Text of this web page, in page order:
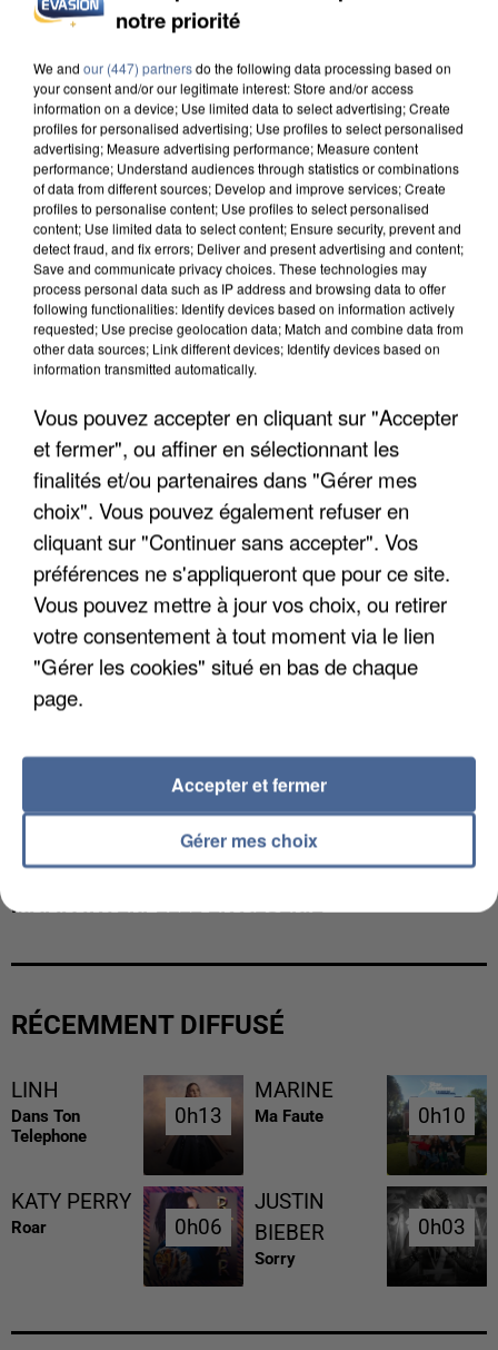
INCENDIES : L’ÎLE-DE-FRANCE LANCE UN ÉLAN
APRÈS TOUTES CES CANICULES, LES REFUGES
DE FAUNE SAUVAGE SONT...
MAFIA INTERPELLÉ EN ALGÉRIE
RÉCEMMENT DIFFUSÉ
LINH
Dans Ton
Telephone
0h13
0h13
MARINE
Ma Faute 0h10
0h10
KATY PERRY
Roar 0h06
0h06
JUSTIN
BIEBER
Sorry
0h03
0h03
notre priorité
We and our (447) partnersdo the following data processing based on
your consent and/or our legitimate interest: Store and/or access
information on a device; Use limited data to select advertising; Create
profiles for personalised advertising; Use profiles to select personalised
advertising; Measure advertising performance; Measure content
performance; Understand audiences through statistics or combinations
of data from different sources; Develop and improve services; Create
profiles to personalise content; Use profiles to select personalised
content; Use limited data to select content; Ensure security, prevent and
detect fraud, and fix errors; Deliver and present advertising and content;
Save and communicate privacy choices. These technologies may
process personal data such as IP address and browsing data to offer
following functionalities: Identify devices based on information actively
requested; Use precise geolocation data; Match and combine data from
other data sources; Link different devices; Identify devices based on
information transmitted automatically.
Vous pouvez accepter en cliquant sur "Accepter
et fermer", ou affiner en sélectionnant les
finalités et/ou partenaires dans "Gérer mes
choix". Vous pouvez également refuser en
cliquant sur "Continuer sans accepter". Vos
préférences ne s'appliqueront que pour ce site.
Vous pouvez mettre à jour vos choix, ou retirer
votre consentement à tout moment via le lien
"Gérer les cookies" situé en bas de chaque
page.
Gérer mes choix
Accepter et fermer